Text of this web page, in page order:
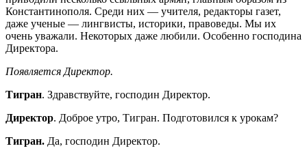
Константинополя. Среди них — учителя, редакторы газет,
даже ученые — лингвисты, историки, правоведы. Мы их
очень уважали. Некоторых даже любили. Особенно господина
Директора.
Появляется Директор.
Тигран. Здравствуйте, господин Директор.
Директор. Доброе утро, Тигран. Подготовился к урокам?
Тигран. Да, господин Директор.